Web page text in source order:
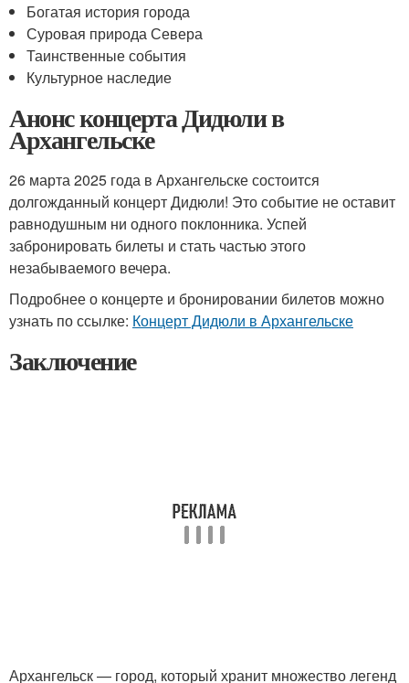
Богатая история города
Суровая природа Севера
Таинственные события
Культурное наследие
Анонс концерта Дидюли в
Архангельске
26 марта 2025 года в Архангельске состоится
долгожданный концерт Дидюли! Это событие не оставит
равнодушным ни одного поклонника. Успей
забронировать билеты и стать частью этого
незабываемого вечера.
Подробнее о концерте и бронировании билетов можно
узнать по ссылке: Концерт Дидюли в Архангельске
Заключение
Архангельск — город, который хранит множество легенд